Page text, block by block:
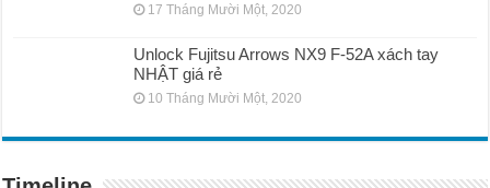
17 Tháng Mười Một, 2020
Unlock Fujitsu Arrows NX9 F-52A xách tay
NHẬT giá rẻ
10 Tháng Mười Một, 2020